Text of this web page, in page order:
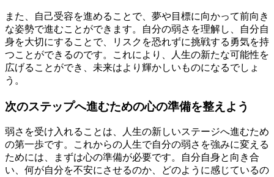
また、自己受容を進めることで、夢や目標に向かって前向き
な姿勢で進むことができます。自分の弱さを理解し、自分自
身を大切にすることで、リスクを恐れずに挑戦する勇気を持
つことができるのです。これにより、人生の新たな可能性を
広げることができ、未来はより輝かしいものになるでしょ
う。
次のステップへ進むための心の準備を整えよう
弱さを受け入れることは、人生の新しいステージへ進むため
の第一歩です。これからの人生で自分の弱さを強みに変える
ためには、まずは心の準備が必要です。自分自身と向き合
い、何が自分を不安にさせるのか、どのように感じているの